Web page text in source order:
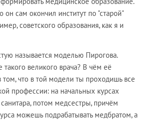
он сам окончил институт по "старой"
советского образования, как я и
называется моделью Пирогова.
великого врача? В чём её
том, что в той модели ты проходишь все
профессии: на начальных курсах
потом медсестры, причём
можешь подрабатывать медбратом, а